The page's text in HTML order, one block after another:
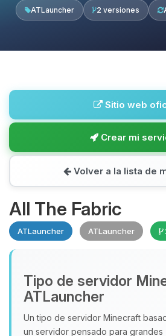
ATLauncher 2 versiones
Sitio web
Crear mi
Volver a la lista de
All The Fabric
ATLauncher ATLauncher
Tipo de servidor
ATLauncher
Un tipo de servidor Minecraft
un servidor pensado para grandes